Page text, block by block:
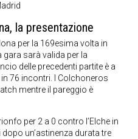
la presentazione
per la 169esima volta in
gara sarà valida per la
delle precedenti partite è a
76 incontri. I Colchoneros
mentre il pareggio è
per 2 a 0 contro l’Elche in
un’astinenza durata tre